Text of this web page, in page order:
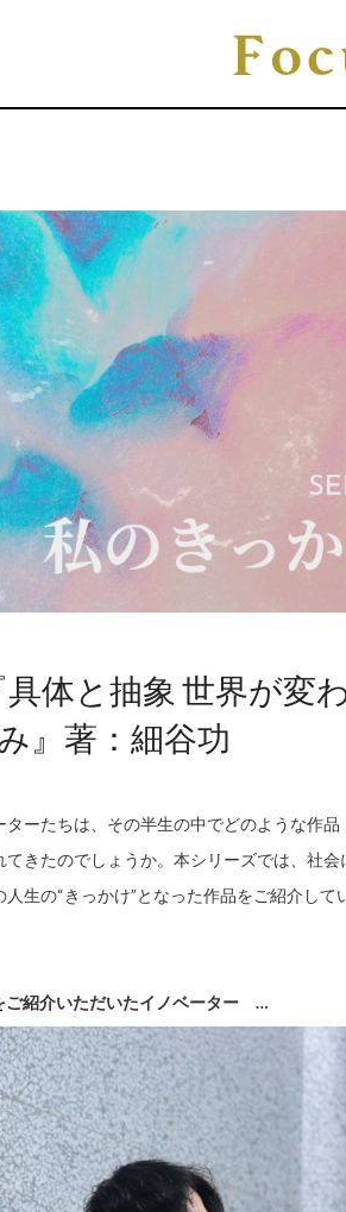
体と抽象 世界が変
』著：細谷功
ーたちは、その半生の中でどのような作品
きたのでしょうか。本シリーズでは、社会
生の“きっかけ”となった作品をご紹介して
ご紹介いただいたイノベーター …